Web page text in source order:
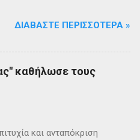
ΔΙΑΒΆΣΤΕ ΠΕΡΙΣΣΌΤΕΡΑ »
καθήλωσε τους
και ανταπόκριση